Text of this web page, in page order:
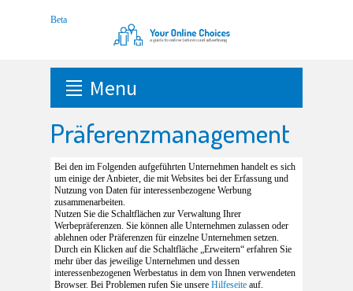
Menu
Präferenzmanagement
Bei den im Folgenden aufgeführten Unternehmen handelt es sich
um einige der Anbieter, die mit Websites bei der Erfassung und
Nutzung von Daten für interessenbezogene Werbung
zusammenarbeiten.
Nutzen Sie die Schaltflächen zur Verwaltung Ihrer
Werbepräferenzen. Sie können alle Unternehmen zulassen oder
ablehnen oder Präferenzen für einzelne Unternehmen setzen.
Durch ein Klicken auf die Schaltfläche „Erweitern“ erfahren Sie
mehr über das jeweilige Unternehmen und dessen
interessenbezogenen Werbestatus in dem von Ihnen verwendeten
Browser. Bei Problemen rufen Sie unsere Hilfeseite auf.